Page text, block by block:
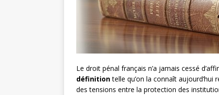
Le droit pénal français n’a jamais cessé
définitiontelle qu’on la connaît
des tensions entre la protection des